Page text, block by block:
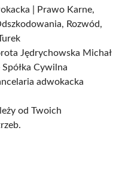
| Prawo Karne,
Rozwód,
Jędrychowska Michał
Cywilna
adwokacka
od Twoich